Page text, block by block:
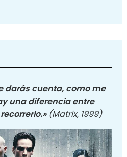
darás cuenta, como me
una diferencia entre
(Matrix, 1999)